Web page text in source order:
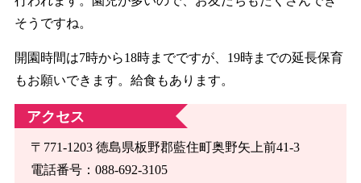
そうですね。
開園時間は7時から18時までですが、19時までの延長保育
もお願いできます。給食もあります。
アクセス
〒771-1203 徳島県板野郡藍住町奥野矢上前41-3
電話番号：088-692-3105